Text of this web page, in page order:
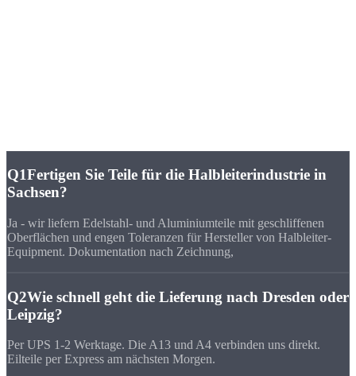
Q1Fertigen Sie Teile für die Halbleiterindustrie in
Sachsen?
Ja - wir liefern Edelstahl- und Aluminiumteile mit geschliffenen
Oberflächen und engen Toleranzen für Hersteller von Halbleiter-
Equipment. Dokumentation nach Zeichnung,
Q2Wie schnell geht die Lieferung nach Dresden oder
Leipzig?
Per UPS 1-2 Werktage. Die A13 und A4 verbinden uns direkt.
Eilteile per Express am nächsten Morgen.